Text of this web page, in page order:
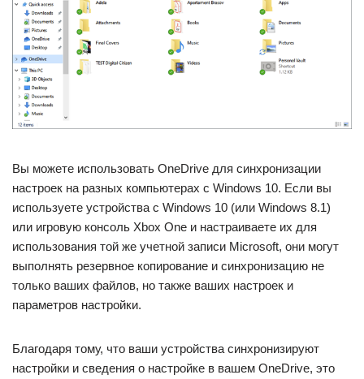
Вы можете использовать OneDrive для синхронизации
настроек на разных компьютерах с Windows 10. Если вы
используете устройства с Windows 10 (или Windows 8.1)
или игровую консоль Xbox One и настраиваете их для
использования той же учетной записи Microsoft, они могут
выполнять резервное копирование и синхронизацию не
только ваших файлов, но также ваших настроек и
параметров настройки.
Благодаря тому, что ваши устройства синхронизируют
настройки и сведения о настройке в вашем OneDrive, это